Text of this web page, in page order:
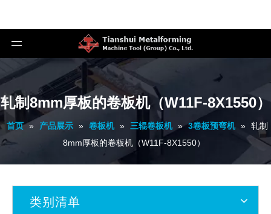
轧制8mm厚板的卷板机（W11F-8X1550）
首页 » 产品展示 » 卷板机 » 三辊卷板机 » 3卷板预弯机 » 轧制
8mm厚板的卷板机（W11F-8X1550）
类别清单